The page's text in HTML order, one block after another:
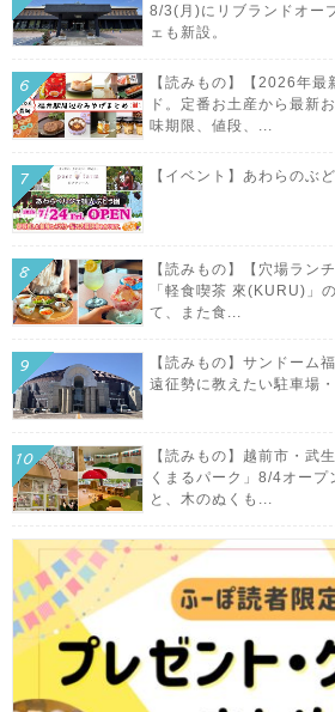
8/3(月)にリブランドオー
ェも新設。
【読みもの】【2026年最
ド。定番お土産から最新
味期限、値段、...
【イベント】あわらのぶ
【読みもの】【穴場ラン
「軽食喫茶 來(KURU)」
て、また食...
【読みもの】サンドーム
遠征勢に教えたい駐車場
【読みもの】越前市・武
くまるパーク」8/4オー
と、木のぬくも...